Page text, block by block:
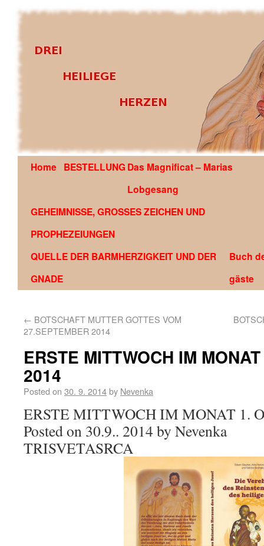
OFFENBARUNG AN EDSON GLAUBER DE SOUZA
Home BESTELLUNG Das Magnificat – Marias
Lobgesang
GEHEIMNISSE, GROSSES ZEICHEN UND
PROPHEZEIUNGEN
QUELLE DER BARMHERZIGKEIT UND DER
GNADE
Buch
gäste
← BOTSCHAFT MUTTER GOTTES VOM
27.SEPTEMBER 2014
ERSTE MITTWOCH IM
2014
Posted on 30. 9. 2014by Nevenka
ERSTE MITTWOCH IM MONAT 1.
Posted on 30.9.. 2014 by Nevenka
TRISVETASRCA